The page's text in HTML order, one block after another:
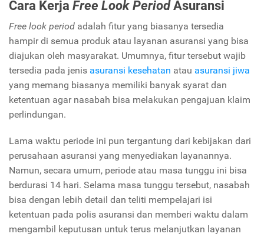
Cara Kerja Free Look PeriodAsuransi
Free look period adalah fitur yang biasanya tersedia
hampir di semua produk atau layanan asuransi yang bisa
diajukan oleh masyarakat. Umumnya, fitur tersebut wajib
tersedia pada jenis asuransi kesehatan atau asuransi jiwa
yang memang biasanya memiliki banyak syarat dan
ketentuan agar nasabah bisa melakukan pengajuan klaim
perlindungan.
Lama waktu periode ini pun tergantung dari kebijakan dari
perusahaan asuransi yang menyediakan layanannya.
Namun, secara umum, periode atau masa tunggu ini bisa
berdurasi 14 hari. Selama masa tunggu tersebut, nasabah
bisa dengan lebih detail dan teliti mempelajari isi
ketentuan pada polis asuransi dan memberi waktu dalam
mengambil keputusan untuk terus melanjutkan layanan